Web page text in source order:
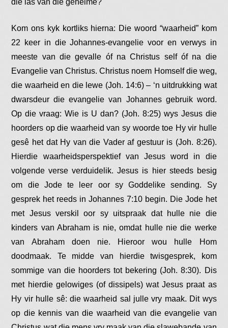
die las van die geheime?
Kom ons kyk kortliks hierna: Die woord “waarheid” kom
22 keer in die Johannes-evangelie voor en verwys in
meeste van die gevalle óf na Christus self óf na die
Evangelie van Christus. Christus noem Homself die weg,
die waarheid en die lewe (Joh. 14:6) – ‘n uitdrukking wat
dwarsdeur die evangelie van Johannes gebruik word.
Op die vraag: Wie is U dan? (Joh. 8:25) wys Jesus die
hoorders op die waarheid van sy woorde toe Hy vir hulle
gesê het dat Hy van die Vader af gestuur is (Joh. 8:26).
Hierdie waarheidsperspektief van Jesus word in die
volgende verse verduidelik. Jesus is hier steeds besig
om die Jode te leer oor sy Goddelike sending. Sy
gesprek het reeds in Johannes 7:10 begin. Die Jode het
met Jesus verskil oor sy uitspraak dat hulle nie die
kinders van Abraham is nie, omdat hulle nie die werke
van Abraham doen nie. Hieroor wou hulle Hom
doodmaak. Te midde van hierdie twisgesprek, kom
sommige van die hoorders tot bekering (Joh. 8:30). Dis
met hierdie gelowiges (of dissipels) wat Jesus praat as
Hy vir hulle sê: die waarheid sal julle vry maak. Dit wys
op die kennis van die waarheid van die evangelie van